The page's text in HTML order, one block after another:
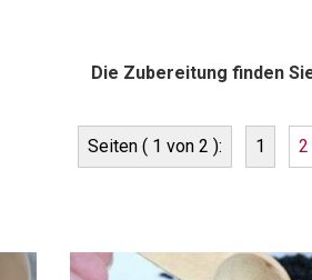
Die Zubereitung finden
Seiten ( 1 von 2 ): 1 2